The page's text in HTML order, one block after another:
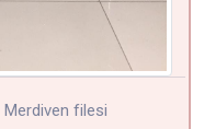
Merdiven filesi